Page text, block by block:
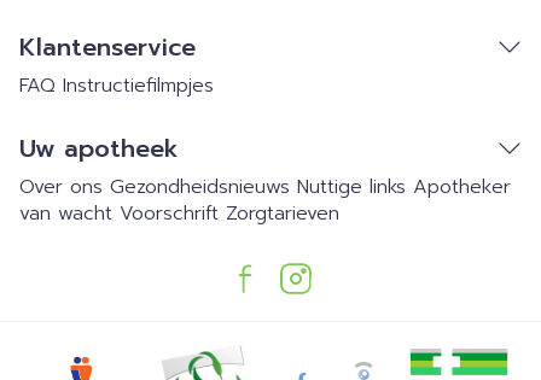
Klantenservice
FAQ Instructiefilmpjes
Uw apotheek
Over ons Gezondheidsnieuws Nuttige links Apotheker
van wacht Voorschrift Zorgtarieven